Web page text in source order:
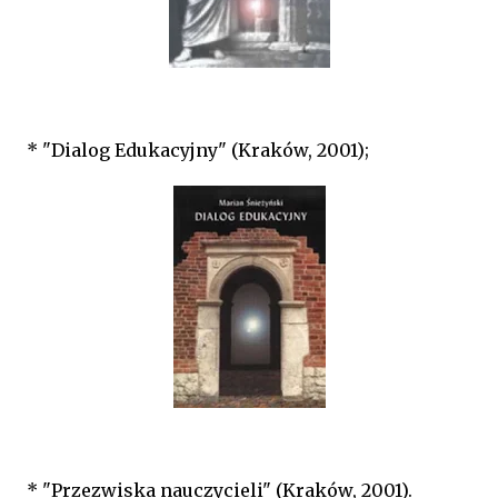
* "Dialog Edukacyjny" (Kraków, 2001);
* "Przezwiska nauczycieli" (Kraków, 2001).